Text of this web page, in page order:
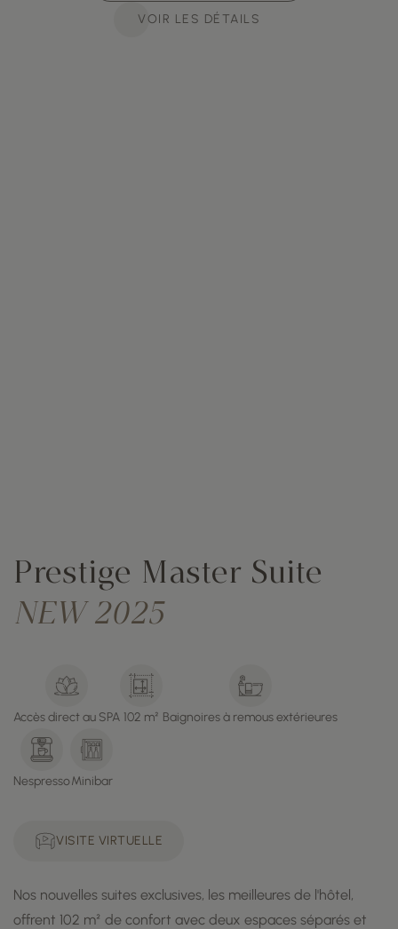
VOIR LES DÉTAILS
Prestige Master Suite
NEW 2025
Accès direct au SPA 102 m² Baignoires à remous extérieures
NespressoMinibar
VISITE VIRTUELLE
Nos nouvelles suites exclusives, les meilleures de l'hôtel,
offrent 102 m² de confort avec deux espaces séparés et